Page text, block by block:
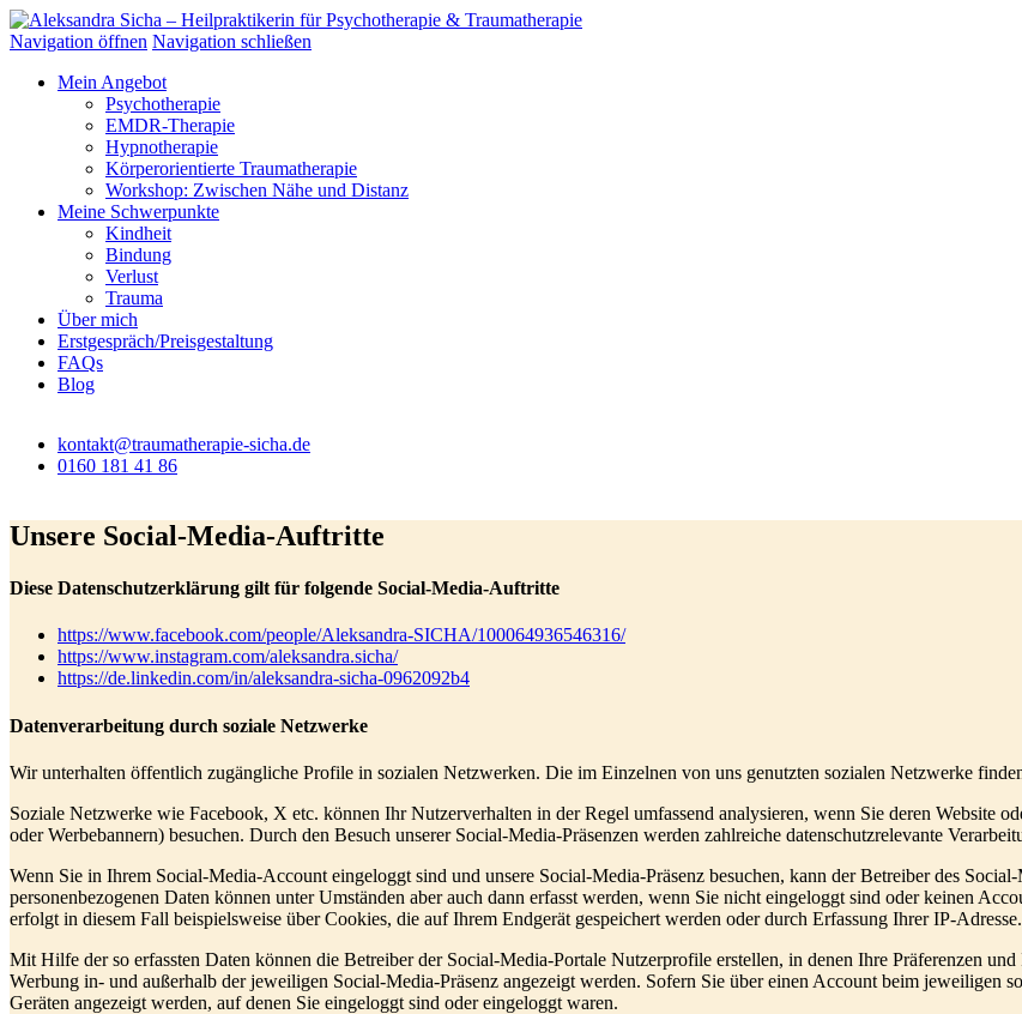
Zum
Inhalt
Navigation öffnen Navigation schließen
Mein Angebot
Psychotherapie
EMDR-Therapie
Hypnotherapie
Körperorientierte Traumatherapie
Workshop: Zwischen Nähe und Distanz
Meine Schwerpunkte
Kindheit
Bindung
Verlust
Trauma
Über mich
Erstgespräch/Preisgestaltung
FAQs
Blog
kontakt@traumatherapie-sicha.de
0160 181 41 86
Unsere Social-Media-Auftritte
Diese Datenschutzerklärung gilt für folgende Social-Media-Auftritte
https://www.facebook.com/people/Aleksandra-SICHA/100064936546316/
https://www.instagram.com/aleksandra.sicha/
https://de.linkedin.com/in/aleksandra-sicha-0962092b4
Datenverarbeitung durch soziale Netzwerke
Wir unterhalten öffentlich zugängliche Profile in sozialen Netzwerken. Die im Einzelnen von uns genutzten sozialen Netzwerke
Soziale Netzwerke wie Facebook, X etc. können Ihr Nutzerverhalten in der Regel umfassend analysieren, wenn Sie deren Website
oder Werbebannern) besuchen. Durch den Besuch unserer Social-Media-Präsenzen werden zahlreiche datenschutzrelevante
Wenn Sie in Ihrem Social-Media-Account eingeloggt sind und unsere Social-Media-Präsenz besuchen, kann der Betreiber des
personenbezogenen Daten können unter Umständen aber auch dann erfasst werden, wenn Sie nicht eingeloggt sind oder keinen
erfolgt in diesem Fall beispielsweise über Cookies, die auf Ihrem Endgerät gespeichert werden oder durch Erfassung Ihrer IP-Adresse.
Mit Hilfe der so erfassten Daten können die Betreiber der Social-Media-Portale Nutzerprofile erstellen, in denen Ihre Präferenzen
Werbung in- und außerhalb der jeweiligen Social-Media-Präsenz angezeigt werden. Sofern Sie über einen Account beim jeweiligen
Geräten angezeigt werden, auf denen Sie eingeloggt sind oder eingeloggt waren.